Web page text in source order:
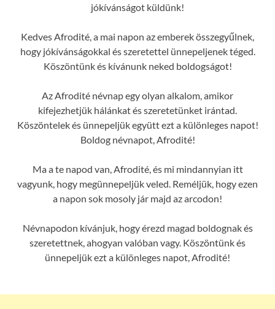
jókívánságot küldünk!
Kedves Afrodité, a mai napon az emberek összegyűlnek,
hogy jókívánságokkal és szeretettel ünnepeljenek téged.
Köszöntünk és kívánunk neked boldogságot!
Az Afrodité névnap egy olyan alkalom, amikor
kifejezhetjük hálánkat és szeretetünket irántad.
Köszöntelek és ünnepeljük együtt ezt a különleges napot!
Boldog névnapot, Afrodité!
Ma a te napod van, Afrodité, és mi mindannyian itt
vagyunk, hogy megünnepeljük veled. Reméljük, hogy ezen
a napon sok mosoly jár majd az arcodon!
Névnapodon kívánjuk, hogy érezd magad boldognak és
szeretettnek, ahogyan valóban vagy. Köszöntünk és
ünnepeljük ezt a különleges napot, Afrodité!